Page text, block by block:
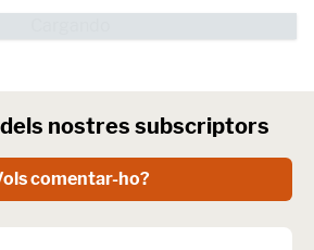
nostres subscriptors
comentar-ho?